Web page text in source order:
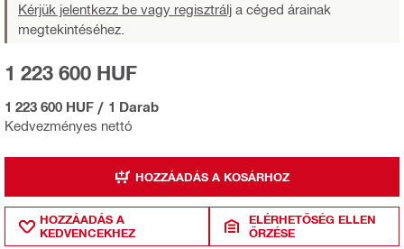
Kérjük jelentkezz be vagy regisztrálj a céged árainak
megtekintéséhez.
Kedvezményes nettó
1 223 600 HUF
1 223 600 HUF / 1 Darab
HOZZÁADÁS A KOSÁRHOZ
HOZZÁADÁS A
KEDVENCEKHEZ
ELÉRHETŐSÉG ELLEN
ŐRZÉSE